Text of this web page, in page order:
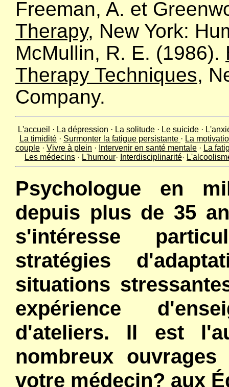
Freeman, A. et
Therapy, New York:
McMullin, R. E. (1986).
Therapy Techniques,
Company.
L'accueil · La dépression · La solitude · Le suicide ·
La timidité · Surmonter la fatigue persistante · La
couple · Vivre à plein · Intervenir en santé mentale · La
Les médecins · L'humour· Interdisciplinarité·
Psychologue en
depuis plus de 35
s'intéresse
stratégies
situations
expérience
d'ateliers. Il est
nombreux
votre médecin? aux